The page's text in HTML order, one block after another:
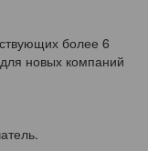
более 6
новых компаний